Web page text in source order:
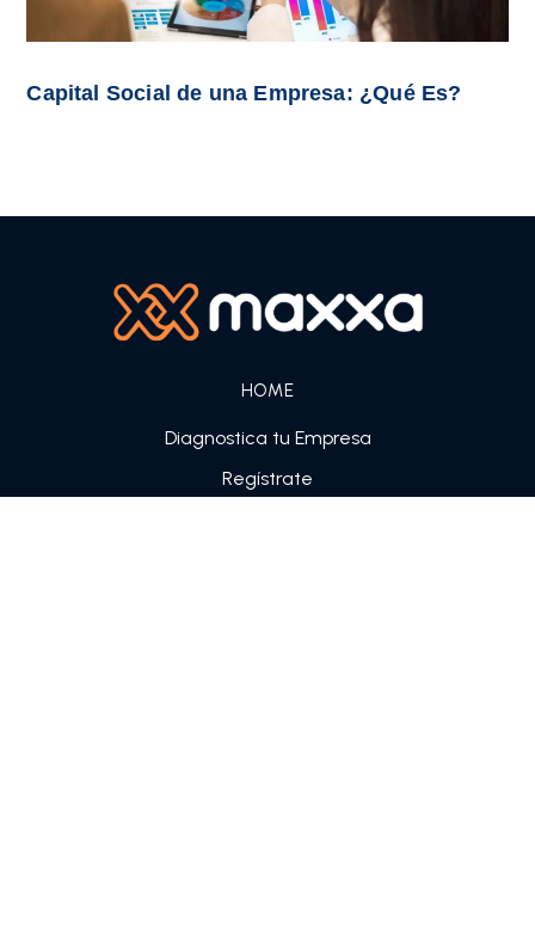
Capital Social de una Empresa: ¿Qué Es?
HOME
Diagnostica tu Empresa
Regístrate